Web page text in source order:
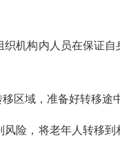
构内人员在保证自
域，准备好转移途
，将老年人转移到